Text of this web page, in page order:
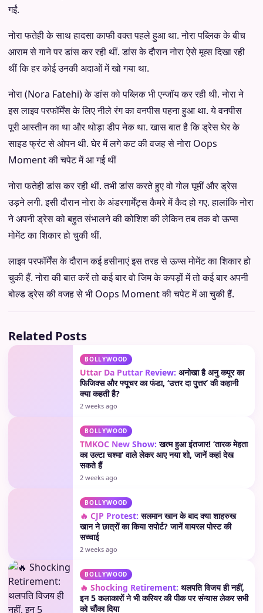
गईं.
नोरा फतेही के साथ हादसा काफी वक्त पहले हुआ था. नोरा पब्लिक के बीच
आराम से गाने पर डांस कर रही थीं. डांस के दौरान नोरा ऐसे मूव्स दिखा रही
थीं कि हर कोई उनकी अदाओं में खो गया था.
नोरा (Nora Fatehi) के डांस को पब्लिक भी एन्जॉय कर रही थी. नोरा ने
इस लाइव परफॉर्मेंस के लिए नीले रंग का वनपीस पहना हुआ था. ये वनपीस
पूरी आस्तीन का था और थोड़ा डीप नेक था. खास बात है कि ड्रेस घेर के
साइड फ्रंट से ओपन थी. घेर में लगे कट की वजह से नोरा Oops
Moment की चपेट में आ गई थीं
नोरा फतेही डांस कर रही थीं. तभी डांस करते हुए वो गोल घूमीं और ड्रेस
उड़ने लगी. इसी दौरान नोरा के अंडरगार्मेंट्स कैमरे में कैद हो गए. हालांकि नोरा
ने अपनी ड्रेस को बहुत संभालने की कोशिश की लेकिन तब तक वो ऊप्स
मोमेंट का शिकार हो चुकी थीं.
लाइव परफॉर्मेंस के दौरान कई हसीनाएं इस तरह से ऊप्स मोमेंट का शिकार हो
चुकी हैं. नोरा की बात करें तो कई बार वो जिम के कपड़ों में तो कई बार अपनी
बोल्ड ड्रेस की वजह से भी Oops Moment की चपेट में आ चुकी हैं.
Related Posts
BOLLYWOOD
Uttar Da Puttar Review: अनोखा है अनु कपूर का
फिजिक्स और फ्यूचर का फंडा, ‘उत्तर दा पुत्तर’ की कहानी
क्या कहती है?
2 weeks ago
BOLLYWOOD
TMKOC New Show: खत्म हुआ इंतजार! ‘तारक मेहता
का उल्टा चश्मा’ वाले लेकर आए नया शो, जानें कहां देख
सकते हैं
2 weeks ago
BOLLYWOOD
🔥 CJP Protest: सलमान खान के बाद क्या शाहरुख
खान ने छात्रों का किया सपोर्ट? जानें वायरल पोस्ट की
सच्चाई
2 weeks ago
BOLLYWOOD
🔥 Shocking Retirement: थलपति विजय ही नहीं,
इन 5 कलाकारों ने भी करियर की पीक पर संन्यास लेकर सभी
को चौंका दिया